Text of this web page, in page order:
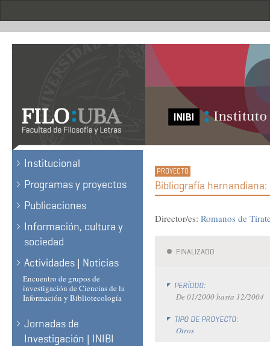
.
Institucional
Programas y proyectos
Publicaciones
Información, cultura y
sociedad
Actividades | Noticias
Encuentro de grupos de
investigación de Ciencias de la
Información y Bibliotecología
Jornadas de
Investigación | INIBI
Bibliografía
Director/es: Romanos de
FINALIZADO
PERÍODO:
De 01/2000hasta 12/2004
TIPO DE PROYECTO:
Otros